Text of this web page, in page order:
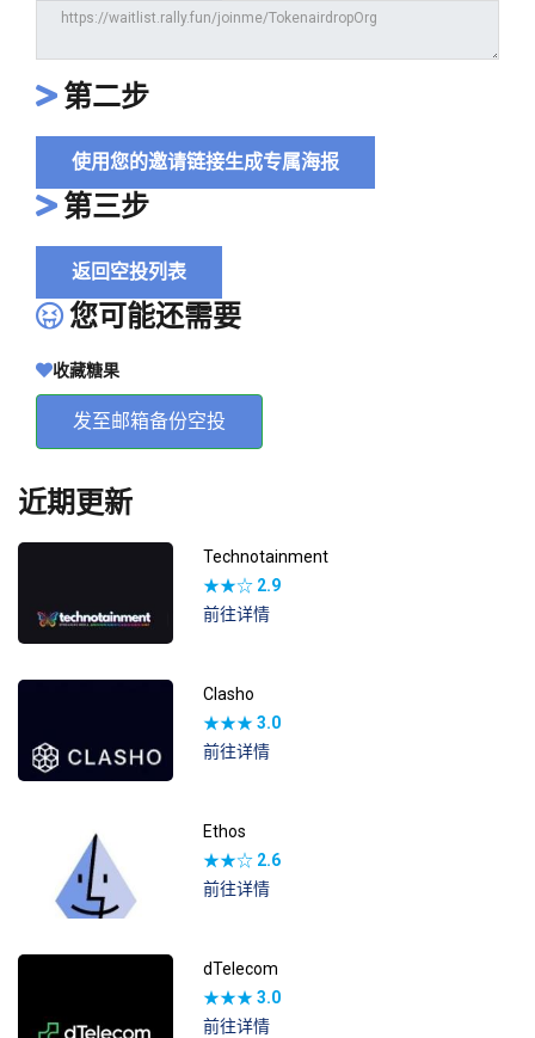
第二步
使用您的邀请链接生成专属海报
第三步
返回空投列表
您可能还需要
收藏糖果
发至邮箱备份空投
近期更新
Technotainment
★★☆ 2.9
前往详情
Clasho
★★★3.0
前往详情
Ethos
★★☆ 2.6
前往详情
dTelecom
★★★3.0
前往详情